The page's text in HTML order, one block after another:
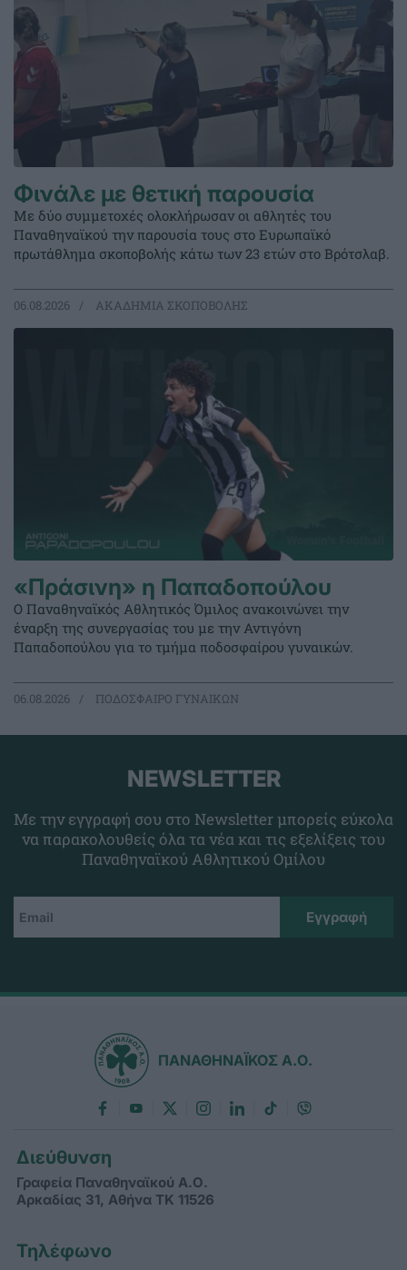
Φινάλε με θετική παρουσία
Με δύο συμμετοχές ολοκλήρωσαν οι αθλητές του
Παναθηναϊκού την παρουσία τους στο Ευρωπαϊκό
πρωτάθλημα σκοποβολής κάτω των 23 ετών στο Βρότσλαβ.
06.08.2026 ΑΚΑΔΗΜΙΑ ΣΚΟΠΟΒΟΛΗΣ
«Πράσινη» η Παπαδοπούλου
Ο Παναθηναϊκός Αθλητικός Όμιλος ανακοινώνει την
έναρξη της συνεργασίας του με την Αντιγόνη
Παπαδοπούλου για το τμήμα ποδοσφαίρου γυναικών.
06.08.2026 ΠΟΔΟΣΦΑΙΡΟ ΓΥΝΑΙΚΩΝ
NEWSLETTER
Με την εγγραφή σου στο Newsletter μπορείς εύκολα
να παρακολουθείς όλα τα νέα και τις εξελίξεις του
Παναθηναϊκού Αθλητικού Ομίλου
ΠΑΝΑΘΗΝΑΪΚΟΣ Α.Ο.
Διεύθυνση
Γραφεία Παναθηναϊκού Α.Ο.
Αρκαδίας 31, Αθήνα ΤΚ 11526
Τηλέφωνο